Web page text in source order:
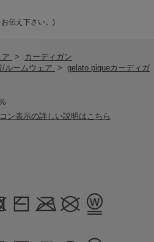
伝え下さい。)
>
カーディガン
ルームウェア
> gelato piqueカーディガ
ン表示の詳しい説明はこちら